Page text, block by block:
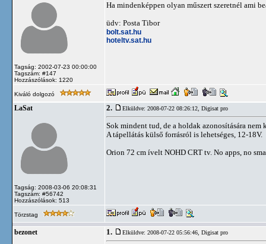
Tagság: 2002-07-23 00:00:00
Tagszám: #147
Hozzászólások: 1220
Ha mindenképpen olyan műszert szeretnél ami
üdv: Posta Tibor
bolt.sat.hu
hoteltv.sat.hu
Kiváló dolgozó
LaSat
Tagság: 2008-03-06 20:08:31
Tagszám: #56742
Hozzászólások: 513
2. Elküldve: 2008-07-22 08:26:12, Digisat pro
Sok mindent tud, de a holdak azonosítására
A tápellátás külső forrásról is lehetséges, 12-18V.
Orion 72 cm ívelt NOHD CRT tv. No apps, no
Törzstag
bezonet 1. Elküldve: 2008-07-22 05:56:46, Digisat pro